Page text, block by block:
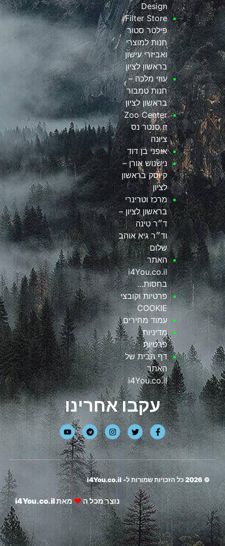
Design
Filter Store
פילטר סטור
חנות למוצרי
ואביזרי עישון
בראשון לציון
עוזי מלכה –
חנות טמבור
בראשון לציון
Zoo Center
זו סנטר נס
ציונה
אופני בן דוד
נישנוש אורן –
קיוסק בראשון
לציון
מרכז וטרינרי
בראשון לציון –
ד״ר טינה
וד״ר גיא אוהב
שלום
האתר
i4You.co.il
בחסות…
פרטיות וקובצי
COOKIE
עמוד מחירים
מדיניות
פרטיות
דף הבית של
האתר
i4You.co.il
עקבו אחרינו
© 2026 כל הזכויות שמורות ל- i4You.co.il
נוצר מכל ה❤מאתi4You.co.il